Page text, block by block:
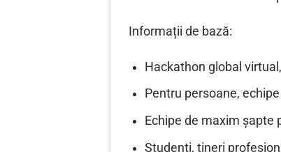
Informații de bază:
Hackathon global
Pentru persoane,
Echipe de maxim șapte
Studenți, tineri